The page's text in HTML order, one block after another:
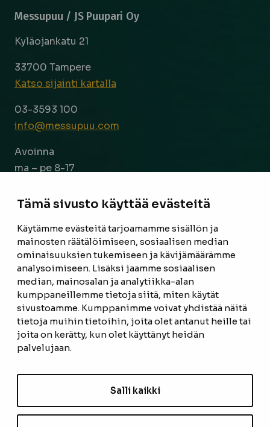
Tämä sivusto käyttää evästeitä
Käytämme evästeitä tarjoamamme sisällön ja
mainosten räätälöimiseen, sosiaalisen median
ominaisuuksien tukemiseen ja kävijämäärämme
analysoimiseen. Lisäksi jaamme sosiaalisen
median, mainosalan ja analytiikka-alan
kumppaneillemme tietoja siitä, miten käytät
sivustoamme. Kumppanimme voivat yhdistää näitä
tietoja muihin tietoihin, joita olet antanut heille tai
joita on kerätty, kun olet käyttänyt heidän
palvelujaan.
Salli kaikki
Messupuu / JS Puupari Oy
Kyläojankatu 21
33700 Tampere
Katso sijainti kartalla
03-3593 100
info@messupuu.com
Avoinna
ma – pe 8-17
ETUSIVU
TUOTTEET
REFERENSSIT
OTA YHTEYTTÄ
TIETOSUOJASELOSTE
EVÄSTEASETUKSET